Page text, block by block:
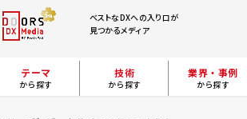
ベストなDXへの入り口が
見つかるメディア
テーマ
から探す
技術
から探す
業界・事例
から探す